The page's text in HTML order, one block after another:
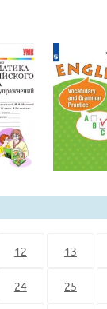
12 13
24 25